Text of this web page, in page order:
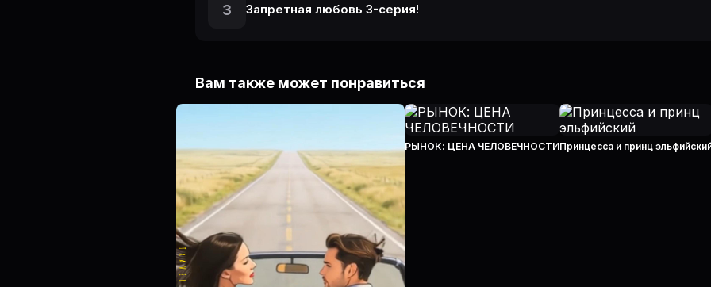
3 Запретная любовь 3-серия!
Вам также может понравиться
РЫНОК: ЦЕНА ЧЕЛОВЕЧНОСТИПринцесса и принц